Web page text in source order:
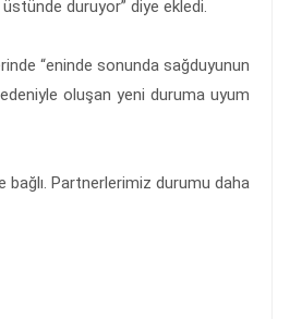
duruyor” diye ekledi.
“eninde sonunda sağduyunun
oluşan yeni duruma uyum
bağlı. Partnerlerimiz durumu daha